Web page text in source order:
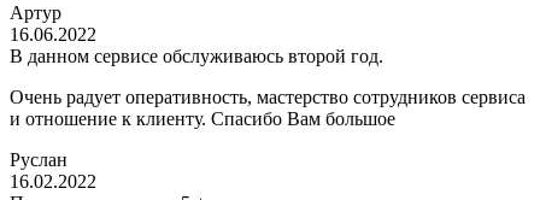
Артур
16.06.2022
В данном сервисе обслуживаюсь второй год.
Очень радует оперативность, мастерство сотрудников сервиса
и отношение к клиенту. Спасибо Вам большое
Руслан
16.02.2022